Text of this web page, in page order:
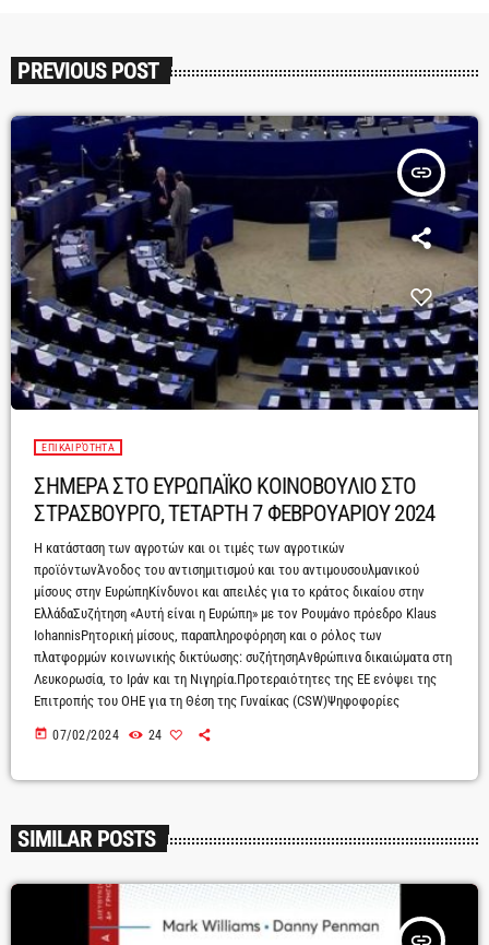
PREVIOUS POST
insert_link
ΕΠΙΚΑΙΡΌΤΗΤΑ
ΣΗΜΕΡΑ ΣΤΟ ΕΥΡΩΠΑΪΚΟ ΚΟΙΝΟΒΟΥΛΙΟ ΣΤΟ
ΣΤΡΑΣΒΟΥΡΓΟ, ΤΕΤΑΡΤΗ 7 ΦΕΒΡΟΥΑΡΙΟΥ 2024
Η κατάσταση των αγροτών και οι τιμές των αγροτικών
προϊόντωνΆνοδος του αντισημιτισμού και του αντιμουσουλμανικού
μίσους στην ΕυρώπηΚίνδυνοι και απειλές για το κράτος δικαίου στην
ΕλλάδαΣυζήτηση «Αυτή είναι η Ευρώπη» με τον Ρουμάνο πρόεδρο Klaus
IohannisΡητορική μίσους, παραπληροφόρηση και ο ρόλος των
πλατφορμών κοινωνικής δικτύωσης: συζήτησηΑνθρώπινα δικαιώματα στη
Λευκορωσία, το Ιράν και τη Νιγηρία.Προτεραιότητες της ΕΕ ενόψει της
Επιτροπής του ΟΗΕ για τη Θέση της Γυναίκας (CSW)Ψηφοφορίες
today 07/02/2024 24
SIMILAR POSTS